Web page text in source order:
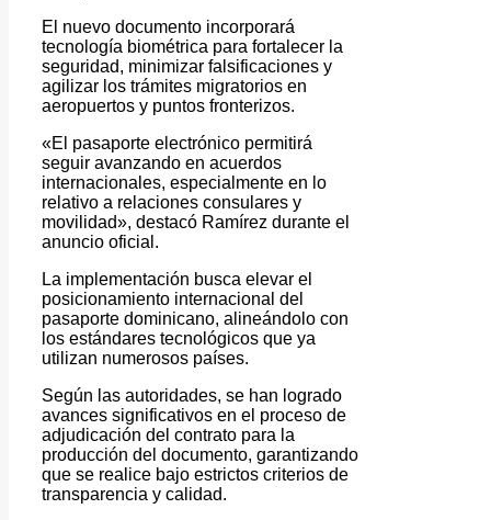
El nuevo documento incorporará
tecnología biométrica para fortalecer la
seguridad, minimizar falsificaciones y
agilizar los trámites migratorios en
aeropuertos y puntos fronterizos.
«El pasaporte electrónico permitirá
seguir avanzando en acuerdos
internacionales, especialmente en lo
relativo a relaciones consulares y
movilidad», destacó Ramírez durante el
anuncio oficial.
La implementación busca elevar el
posicionamiento internacional del
pasaporte dominicano, alineándolo con
los estándares tecnológicos que ya
utilizan numerosos países.
Según las autoridades, se han logrado
avances significativos en el proceso de
adjudicación del contrato para la
producción del documento, garantizando
que se realice bajo estrictos criterios de
transparencia y calidad.